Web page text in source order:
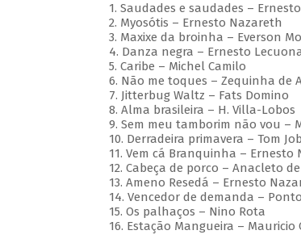
1. Saudades e saudades –
2. Myosótis – Ernesto Nazareth
3. Maxixe da broinha – Everson
4. Danza negra – Ernesto
5. Caribe – Michel Camilo
6. Não me toques – Zequinha de
7. Jitterbug Waltz – Fats Domino
8. Alma brasileira – H. Villa-Lobos
9. Sem meu tamborim não vou –
10. Derradeira primavera – Tom
11. Vem cá Branquinha – Ernesto
12. Cabeça de porco – Anacleto
13. Ameno Resedá – Ernesto
14. Vencedor de demanda –
15. Os palhaços – Nino Rota
16. Estação Mangueira – Mauricio